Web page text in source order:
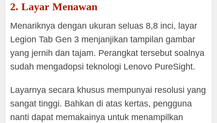
2. Layar Menawan
Menariknya dengan ukuran seluas 8,8 inci, layar
Legion Tab Gen 3 menjanjikan tampilan gambar
yang jernih dan tajam. Perangkat tersebut soalnya
sudah mengadopsi teknologi Lenovo PureSight.
Layarnya secara khusus mempunyai resolusi yang
sangat tinggi. Bahkan di atas kertas, pengguna
nanti dapat memakainya untuk menampilkan